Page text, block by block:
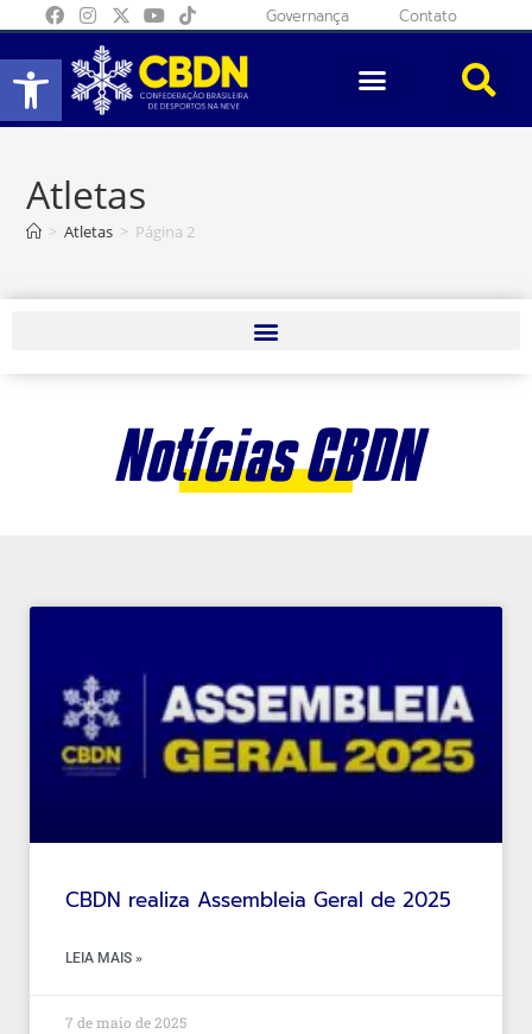
Abrir a barra de ferramentas
Governança Contato
Atletas
> Atletas > Página 2
Notícias CBDN
CBDN realiza Assembleia Geral de 2025
LEIA MAIS »
7 de maio de 2025